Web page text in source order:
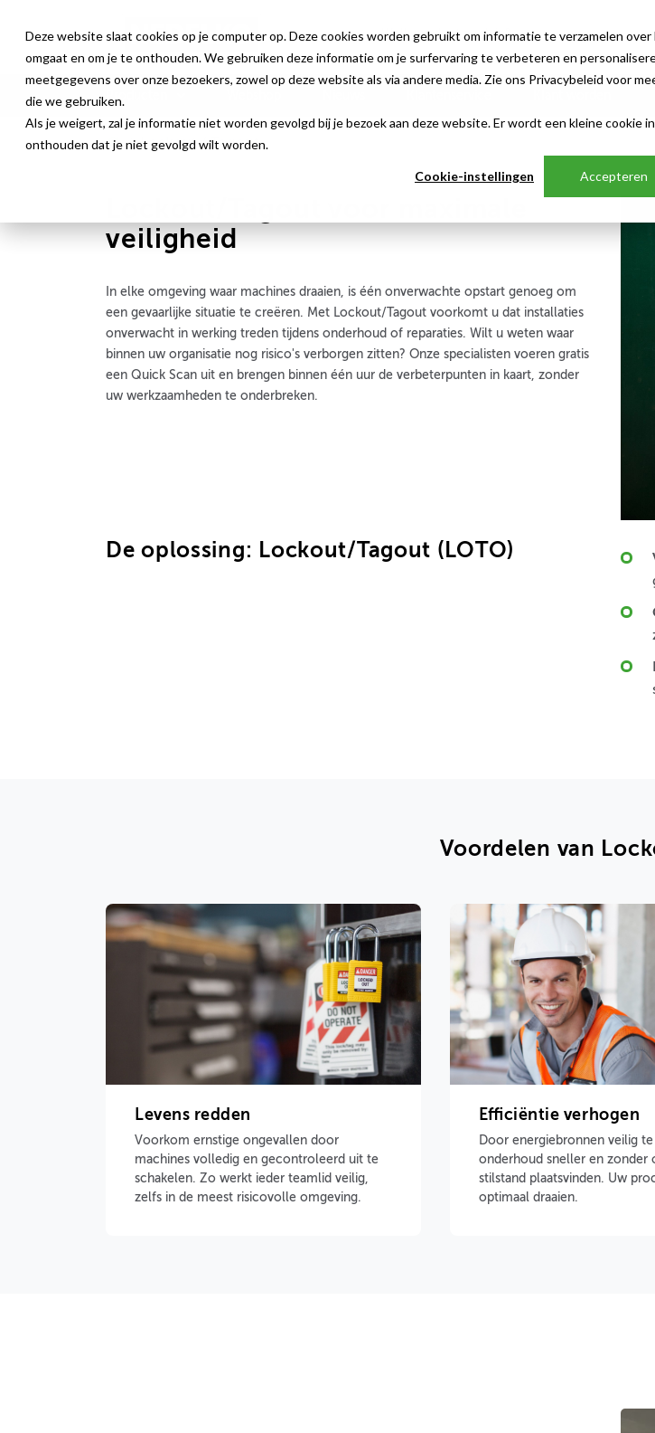
Deze website slaat cookies op je computer op. Deze cookies worden gebruikt om informatie te verzamelen
omgaat en om je te onthouden. We gebruiken deze informatie om je surfervaring te verbeteren en
meetgegevens over onze bezoekers, zowel op deze website als via andere media. Zie ons Privacybeleid voor
die we gebruiken.
Als je weigert, zal je informatie niet worden gevolgd bij je bezoek aan deze website. Er wordt een kleine cookie
onthouden dat je niet gevolgd wilt worden.
Cookie-instellingen Accepteren
Lockout / Tagout
veiligheid
In elke omgeving waar machines draaien, is één onverwachte opstart genoeg om
een gevaarlijke situatie te creëren. Met Lockout/Tagout voorkomt u dat installaties
onverwacht in werking treden tijdens onderhoud of reparaties. Wilt u weten waar
binnen uw organisatie nog risico's verborgen zitten? Onze specialisten voeren gratis
een Quick Scan uit en brengen binnen één uur de verbeterpunten in kaart, zonder
uw werkzaamheden te onderbreken.
De oplossing: Lockout/Tagout (LOTO)
Voordelen van
Levens redden
Voorkom ernstige ongevallen door
machines volledig en gecontroleerd uit te
schakelen. Zo werkt ieder teamlid veilig,
zelfs in de meest risicovolle omgeving.
Efficiëntie verhogen
Door energiebronnen veilig
onderhoud sneller en zonder
stilstand plaatsvinden. Uw
optimaal draaien.